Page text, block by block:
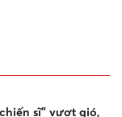
sĩ” vượt gió,